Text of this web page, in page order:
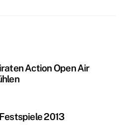
Action Open Air
2013